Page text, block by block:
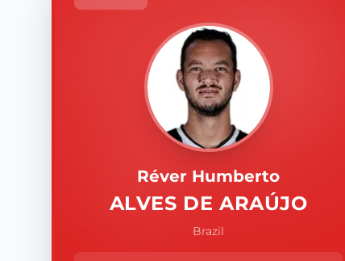
Réver Humberto
ALVES DE ARAÚJO
Brazil